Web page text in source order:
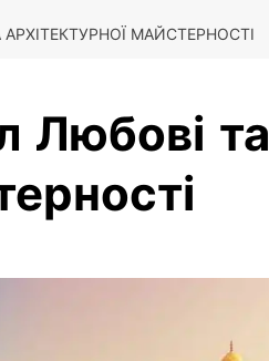
МАЙСТЕРНОСТІ
та